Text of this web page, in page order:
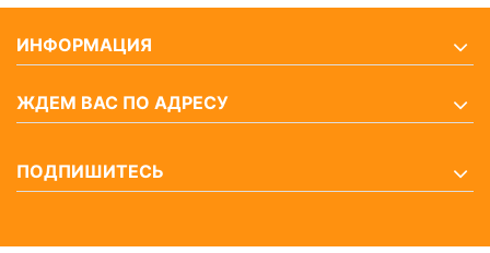
ИНФОРМАЦИЯ
ЖДЕМ ВАС ПО АДРЕСУ
ПОДПИШИТЕСЬ